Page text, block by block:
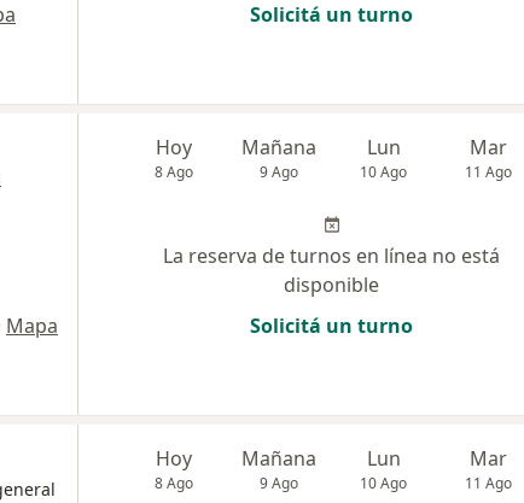
Solicitá un turno
Mapa
Hoy
8 Ago
Mañana
9 Ago
Lun
10 Ago
Mar
11 Ago
La reserva de turnos en línea no está
disponible
Solicitá un turno
Hoy
8 Ago
Mañana
9 Ago
Lun
10 Ago
Mar
11 Ago